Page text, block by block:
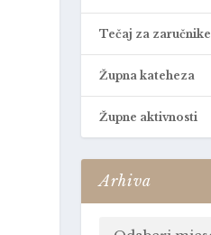
Tečaj za zaručnike
Župna kateheza
Župne aktivnosti
Arhiva